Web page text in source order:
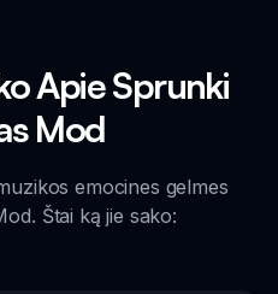
Apie Sprunki
Mod
emocines gelmes
Štai ką jie sako: